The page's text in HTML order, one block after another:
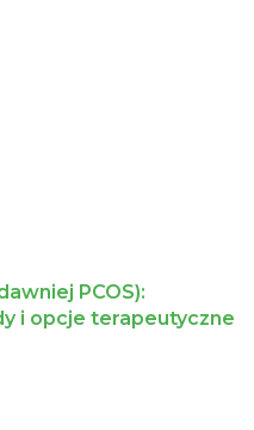
PCOS):
i opcje terapeutyczne